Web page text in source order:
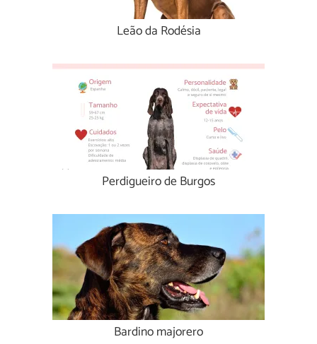
Leão da Rodésia
Perdigueiro de Burgos
Bardino majorero